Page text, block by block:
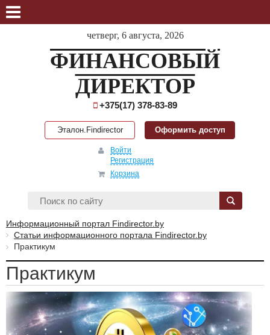
четверг, 6 августа, 2026
ФИНАНСОВЫЙ
ДИРЕКТОР
+375(17) 378-83-89
Эталон.Findirector Оформить доступ
Войти
Регистрация
Корзина
Информационный портал Findirector.by
Статьи информационного портала Findirector.by
Практикум
Практикум